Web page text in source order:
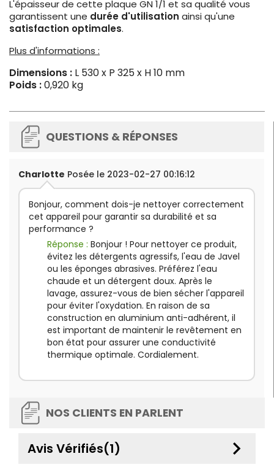
L'épaisseur de cette plaque GN 1/1 et sa qualité vous
garantissent une durée d'utilisation ainsi qu'une
satisfaction optimales.
Plus d'informations :
Dimensions : L 530 x P 325 x H 10 mm
Poids :0,920 kg
QUESTIONS & RÉPONSES
Charlotte Posée le 2023-02-27 00:16:12
Bonjour, comment dois-je nettoyer correctement
cet appareil pour garantir sa durabilité et sa
performance ?
Réponse : Bonjour ! Pour nettoyer ce produit,
évitez les détergents agressifs, l'eau de Javel
ou les éponges abrasives. Préférez l'eau
chaude et un détergent doux. Après le
lavage, assurez-vous de bien sécher l'appareil
pour éviter l'oxydation. En raison de sa
construction en aluminium anti-adhérent, il
est important de maintenir le revêtement en
bon état pour assurer une conductivité
thermique optimale. Cordialement.
NOS CLIENTS EN PARLENT
Avis Vérifiés(1) keyboard_arrow_down